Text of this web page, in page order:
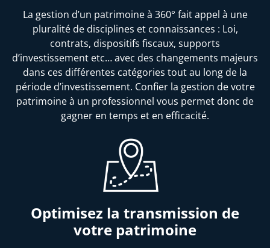
La gestion d’un patrimoine à 360° fait appel à une
pluralité de disciplines et connaissances : Loi,
contrats, dispositifs fiscaux, supports
d’investissement etc… avec des changements majeurs
dans ces différentes catégories tout au long de la
période d’investissement. Confier la gestion de votre
patrimoine à un professionnel vous permet donc de
gagner en temps et en efficacité.
Optimisez la transmission de
votre patrimoine